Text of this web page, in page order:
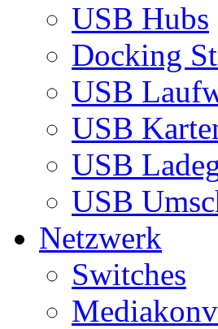
USB Hubs
Docking
USB
USB
USB
USB
Netzwerk
Switches